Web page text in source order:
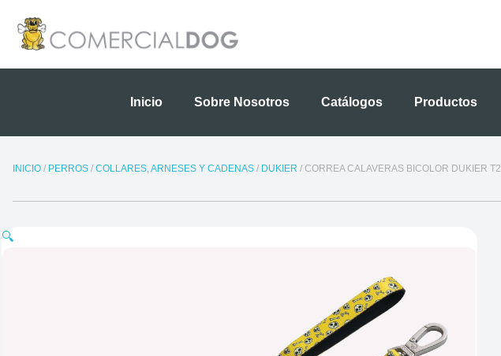
contenido
Inicio Sobre Nosotros Catálogos Productos
INICIO / PERROS / COLLARES, ARNESES Y CADENAS / DUKIER / CORREA CALAVERAS BICOLOR DUKIER T2
🔍